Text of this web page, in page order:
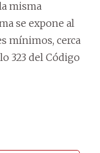
misma
se expone al
mínimos, cerca
323 del Código